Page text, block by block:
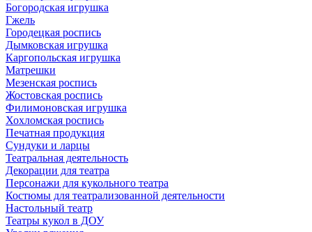
Богородская игрушка
Гжель
Городецкая роспись
Дымковская игрушка
Каргопольская игрушка
Матрешки
Мезенская роспись
Жостовская роспись
Филимоновская игрушка
Хохломская роспись
Печатная продукция
Сундуки и ларцы
Театральная деятельность
Декорации для театра
Персонажи для кукольного театра
Костюмы для театрализованной деятельности
Настольный театр
Театры кукол в ДОУ